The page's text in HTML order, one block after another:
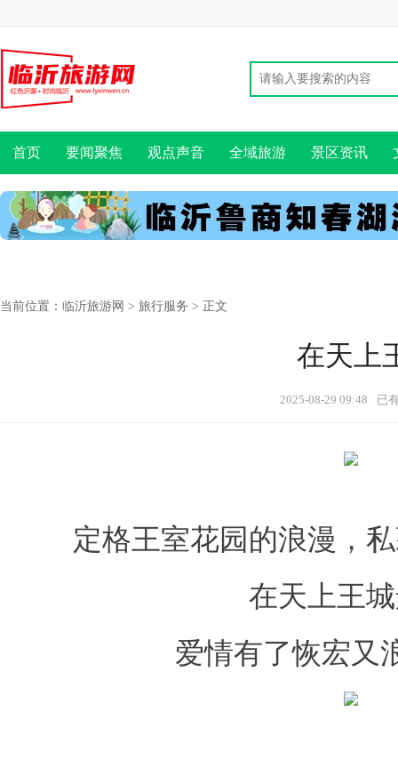
首页 要闻聚焦 观点声音 全域旅游 景区资讯
当前位置： 临沂旅游网 > 旅行服务 > 正文
在天上
2025-08-29 09:48 已
定格王室花园的浪漫，
在天上王
爱情有了恢宏又